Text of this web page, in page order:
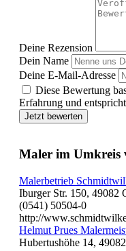
Deine Rezension
Dein Name
Deine E-Mail-Adresse
Diese Bewertung
Erfahrung und
Jetzt bewerten
Maler im Umkreis
Malerbetrieb
Iburger Str. 150, 49082
(0541) 50504-0
http://
Helmut Prues
Hubertushöhe 14,